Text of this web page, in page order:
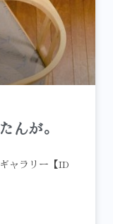
んが。
ャラリー【ID